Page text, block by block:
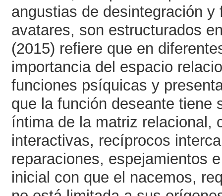
angustias de desintegración
avatares, son estructurados
(2015) refiere que en
importancia del espacio
funciones psíquicas y
que la función deseante tiene
íntima de la matriz relacional,
interactivas, recíprocos
reparaciones, espejamientos
inicial con que el nacemos,